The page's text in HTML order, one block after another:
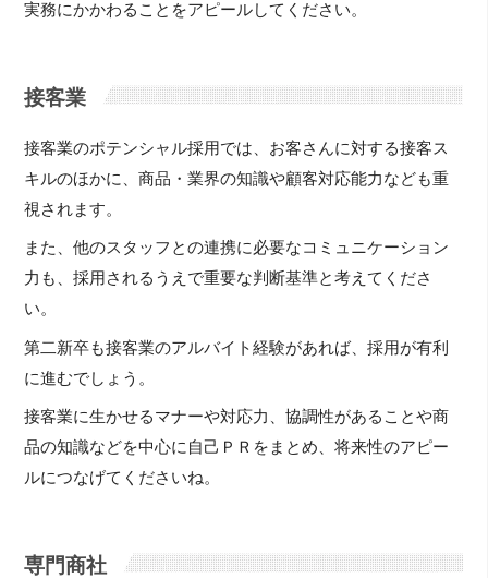
実務にかかわることをアピールしてください。
接客業
接客業のポテンシャル採用では、お客さんに対する接客ス
キルのほかに、商品・業界の知識や顧客対応能力なども重
視されます。
また、他のスタッフとの連携に必要なコミュニケーション
力も、採用されるうえで重要な判断基準と考えてくださ
い。
第二新卒も接客業のアルバイト経験があれば、採用が有利
に進むでしょう。
接客業に生かせるマナーや対応力、協調性があることや商
品の知識などを中心に自己ＰＲをまとめ、将来性のアピー
ルにつなげてくださいね。
専門商社